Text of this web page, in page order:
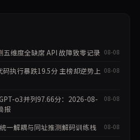
五维度全缺席 API 故障致零记录 08-08
执行暴跌19.5分 主榜却逆势上 08-08
o3并列97.66分：2026-08-
报
08-08
一解耦与同址推测解码训练栈 08-08